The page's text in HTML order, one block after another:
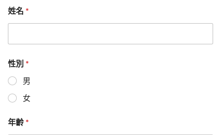
姓名 *
性別 *
男
女
年齡 *